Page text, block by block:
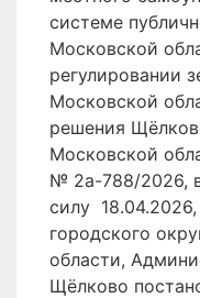
системе
Московской
регулировании
Московской
решения
Московской
№ 2а-788/2026,
силу
городского
области,
Щёлково